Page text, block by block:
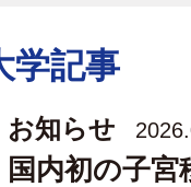
学記事
お知らせ
国内初の子